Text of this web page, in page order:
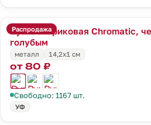
Распродажа
Ручка шариковая Chromatic,
голубым
металл 14,2х1 см
от 80 ₽
Свободно: 1167 шт.
УФ